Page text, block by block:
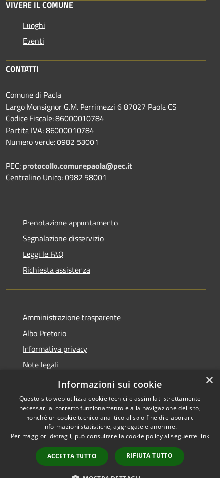
VIVERE IL COMUNE
Luoghi
Eventi
CONTATTI
Comune di Paola
Largo Monsignor G.M. Perrimezzi 6 87027 Paola CS
Codice Fiscale: 86000010784
Partita IVA: 86000010784
Numero verde: 0982 58001
PEC: protocollo.comunepaola@pec.it
Centralino Unico: 0982 58001
Prenotazione appuntamento
Segnalazione disservizio
Leggi le FAQ
Richiesta assistenza
Amministrazione trasparente
Albo Pretorio
Informativa privacy
Note legali
Dichiarazione di accessibilità
Accessibilità
Copyright © 2026 • Comune di
Paola • Powered by
Municipium•
Accesso
redazione
×
Informazioni sui cookie
Questo sito web utilizza cookie tecnici e assimilati strettamente
necessari al corretto funzionamento e alla navigazione del sito,
nonché un cookie tecnico analitico al solo fine di elaborare
informazioni statistiche, aggregate e anonime.
Per maggiori dettagli, può consultare la cookie policy al seguente link
ACCETTA TUTTO RIFIUTA TUTTO